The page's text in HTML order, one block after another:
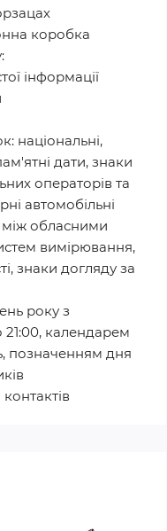
коробка
інформації
національні,
дати, знаки
операторів та
автомобільні
між обласними
вимірювання,
знаки догляду за
року з
21:00, календарем
позначенням дня